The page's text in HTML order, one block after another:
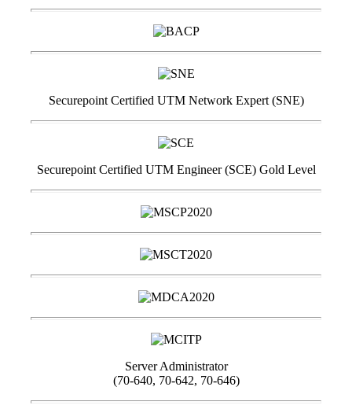
Securepoint Certified UTM Network Expert (SNE)
Securepoint Certified UTM Engineer (SCE) Gold Level
Server Administrator
(70-640, 70-642, 70-646)